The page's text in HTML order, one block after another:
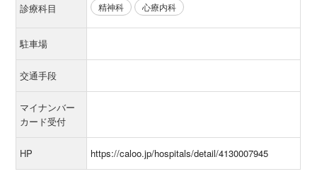
診療科目 精神科 心療内科
駐車場
交通手段
マイナンバー
カード受付
HP https://caloo.jp/hospitals/detail/4130007945